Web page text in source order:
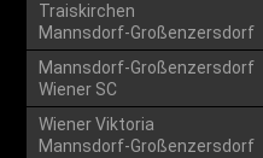
Traiskirchen
Mannsdorf-Großenzersdorf
Mannsdorf-Großenzersdorf
Wiener SC
Wiener Viktoria
Mannsdorf-Großenzersdorf